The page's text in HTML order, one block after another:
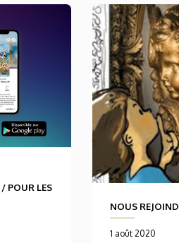
/ POUR LES
NOUS
1 août 2020